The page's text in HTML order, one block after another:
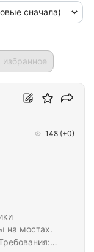
сначала)
избранное
на мостах.
148 (+0)